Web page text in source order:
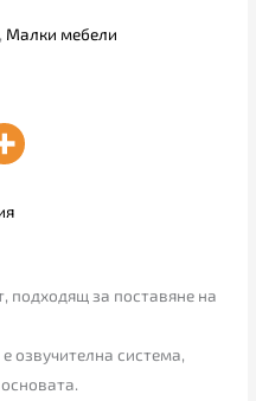
, Малки мебели
подходящ за поставяне на
озвучителна система,